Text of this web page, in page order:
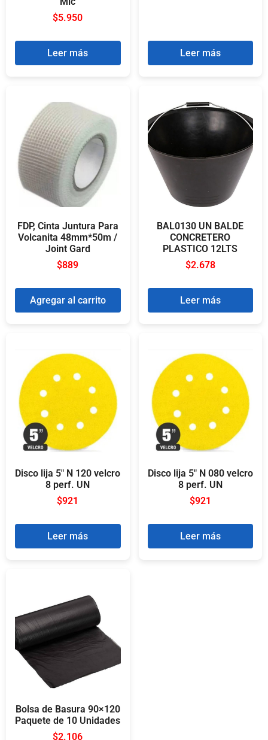
$5.950
Leer más Leer más
FDP, Cinta Juntura Para
Volcanita 48mm*50m /
Joint Gard
$889
Agregar al carrito
BAL0130 UN BALDE
CONCRETERO
PLASTICO 12LTS
$2.678
Leer más
Disco lija 5″ N 120 velcro
8 perf. UN
$921
Leer más
Disco lija 5″ N 080 velcro
8 perf. UN
$921
Leer más
Bolsa de Basura 90×120
Paquete de 10 Unidades
$2.106